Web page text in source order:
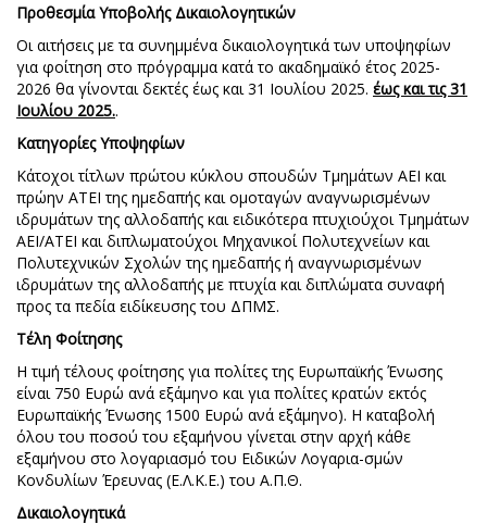
Προθεσμία Υποβολής Δικαιολογητικών
Οι αιτήσεις με τα συνημμένα δικαιολογητικά των υποψηφίων
για φοίτηση στο πρόγραμμα κατά το ακαδημαϊκό έτος 2025-
2026 θα γίνονται δεκτές έως και 31 Ιουλίου 2025. έως και τις 31
Ιουλίου 2025..
Κατηγορίες Υποψηφίων
Κάτοχοι τίτλων πρώτου κύκλου σπουδών Τμημάτων ΑΕΙ και
πρώην ΑΤΕΙ της ημεδαπής και ομοταγών αναγνωρισμένων
ιδρυμάτων της αλλοδαπής και ειδικότερα πτυχιούχοι Τμημάτων
ΑΕΙ/ΑΤΕΙ και διπλωματούχοι Μηχανικοί Πολυτεχνείων και
Πολυτεχνικών Σχολών της ημεδαπής ή αναγνωρισμένων
ιδρυμάτων της αλλοδαπής με πτυχία και διπλώματα συναφή
προς τα πεδία ειδίκευσης του ΔΠΜΣ.
Τέλη Φοίτησης
Η τιμή τέλους φοίτησης για πολίτες της Ευρωπαϊκής Ένωσης
είναι 750 Ευρώ ανά εξάμηνο και για πολίτες κρατών εκτός
Ευρωπαϊκής Ένωσης 1500 Ευρώ ανά εξάμηνο). Η καταβολή
όλου του ποσού του εξαμήνου γίνεται στην αρχή κάθε
εξαμήνου στο λογαριασμό του Ειδικών Λογαρια-σμών
Κονδυλίων Έρευνας (Ε.Λ.Κ.Ε.) του Α.Π.Θ.
Δικαιολογητικά